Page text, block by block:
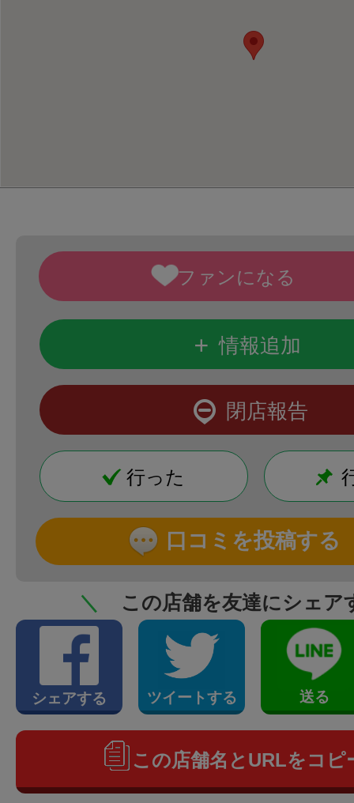
+ 情報追加
閉店報告
行った
口コミを投稿する
＼ この店舗を友達にシェア
シェアする ツイートする 送る
この店舗名とURLをコピ